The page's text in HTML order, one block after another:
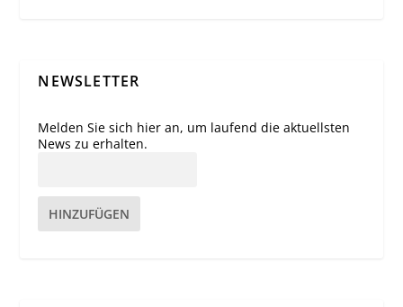
NEWSLETTER
Melden Sie sich hier an, um laufend die aktuellsten
News zu erhalten.
HINZUFÜGEN